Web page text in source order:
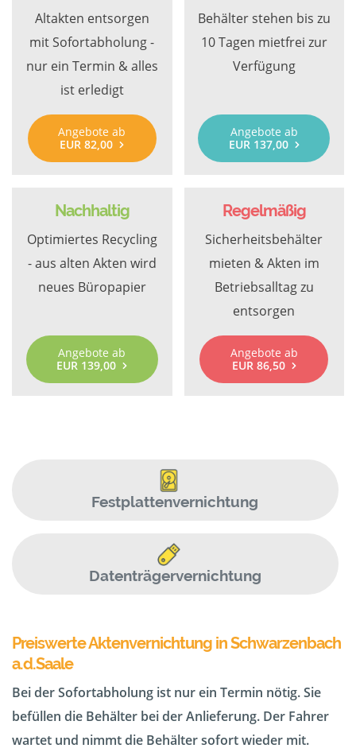
Altakten entsorgen
mit Sofortabholung -
nur ein Termin & alles
ist erledigt
Angebote ab
EUR 82,00
Behälter stehen bis zu
10 Tagen mietfrei zur
Verfügung
Angebote ab
EUR 137,00
Nachhaltig
Optimiertes Recycling
- aus alten Akten wird
neues Büropapier
Angebote ab
EUR 139,00
Regelmäßig
Sicherheitsbehälter
mieten & Akten im
Betriebsalltag zu
entsorgen
Angebote ab
EUR 86,50
Festplattenvernichtung
Datenträgervernichtung
Preiswerte Aktenvernichtung in Schwarzenbach
a.d.Saale
Bei der Sofortabholung ist nur ein Termin nötig. Sie
befüllen die Behälter bei der Anlieferung. Der Fahrer
wartet und nimmt die Behälter sofort wieder mit.